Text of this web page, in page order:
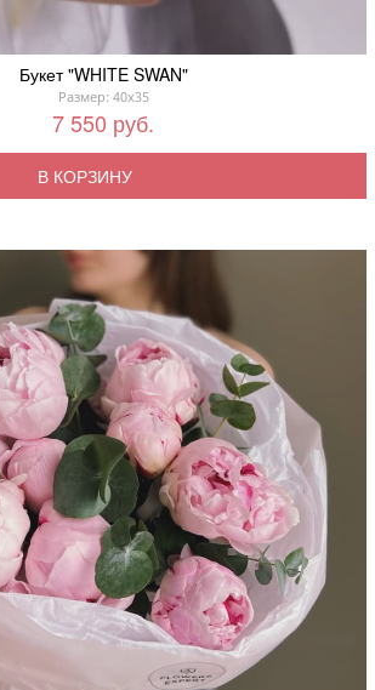
Букет "WHITE SWAN"
Размер: 40x35
7 550 руб.
В КОРЗИНУ